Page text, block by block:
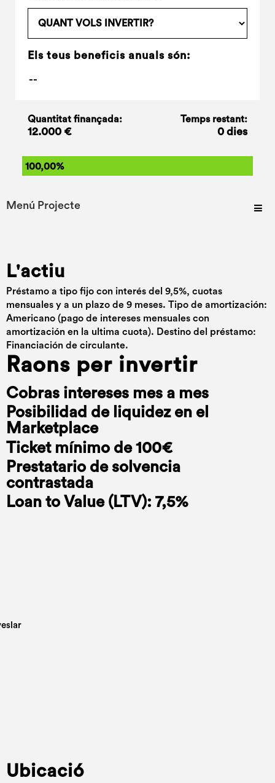
Els teus beneficis anuals són:
Quantitat finançada:
12.000 €
Temps restant:
0 dies
100,00%
Menú Projecte
L'actiu
Préstamo a tipo fijo con interés del 9,5%, cuotas
mensuales y a un plazo de 9 meses. Tipo de amortización:
Americano (pago de intereses mensuales con
amortización en la ultima cuota). Destino del préstamo:
Financiación de circulante.
Raons per invertir
Cobras intereses mes a mes
Posibilidad de liquidez en el
Marketplace
Ticket mínimo de 100€
Prestatario de solvencia
contrastada
Loan to Value (LTV): 7,5%
Ubicació